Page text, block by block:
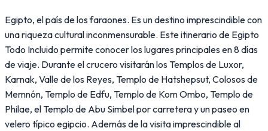
Egipto, el país de los faraones. Es un destino imprescindible con
una riqueza cultural inconmensurable. Este itinerario de Egipto
Todo Incluido permite conocer los lugares principales en 8 días
de viaje. Durante el crucero visitarán los Templos de Luxor,
Karnak, Valle de los Reyes, Templo de Hatshepsut, Colosos de
Memnón, Templo de Edfu, Templo de Kom Ombo, Templo de
Philae, el Templo de Abu Simbel por carretera y un paseo en
velero típico egipcio. Además de la visita imprescindible al